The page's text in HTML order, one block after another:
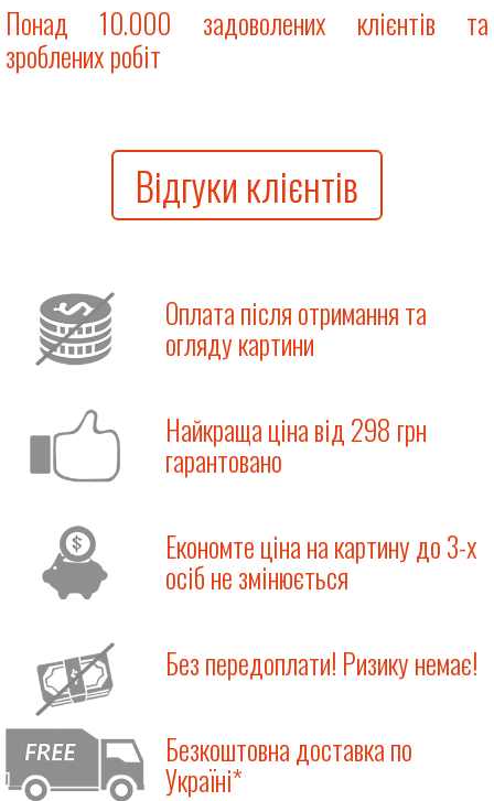
Понад 10.000 задоволених клієнтів та
зроблених робіт
Відгуки клієнтів
Оплата після отримання та
огляду картини
Найкраща ціна від 298 грн
гарантовано
Економте ціна на картину до 3-х
осіб не змінюється
Без передоплати! Ризику немає!
Безкоштовна доставка по
Україні*